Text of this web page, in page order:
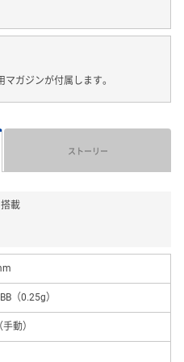
ガジンが付属します。
載
（0.25g）
動）
ストーリー